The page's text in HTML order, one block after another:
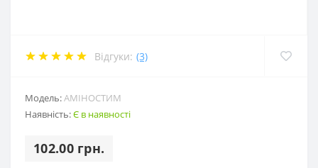
Відгуки: (3)
Модель:АМІНОСТИМ
Наявність:Є в наявності
102.00 грн.